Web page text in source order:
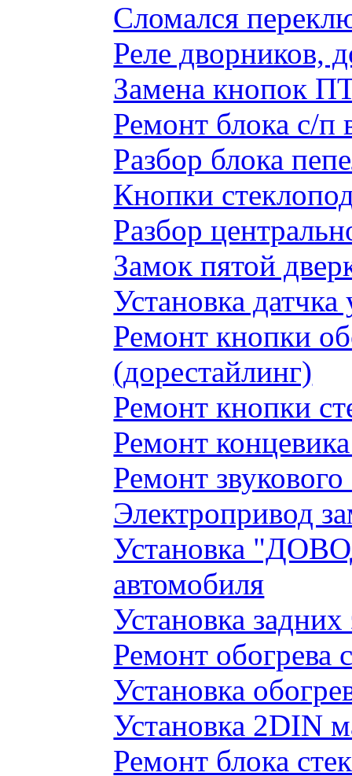
Сломался
Реле дворников,
Замена кнопок
Ремонт блока с/п
Разбор блока
Кнопки
Разбор
Замок пятой
Установка
Ремонт кнопки
(дорестайлинг)
Ремонт кнопки
Ремонт
Ремонт
Электропривод
Установка
автомобиля
Установка
Ремонт обогрева
Установка
Установка 2DIN
Ремонт блока